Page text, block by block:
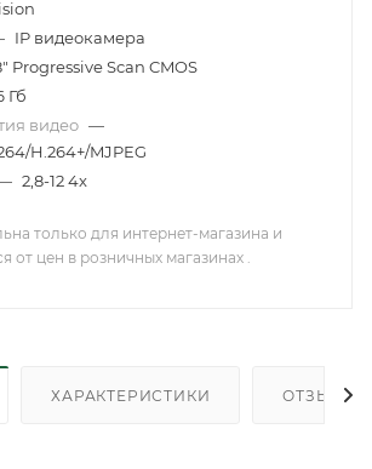
IP видеокамера
Progressive Scan CMOS
Гб
видео —
H.264+/MJPEG
2,8-12 4x
только для интернет-магазина и
от цен в розничных магазинах .
ХАРАКТЕРИСТИКИ ОТЗЫВЫ